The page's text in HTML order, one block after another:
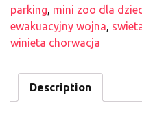
parking, mini zoo dla
ewakuacyjny wojna,
winieta chorwacja
Description